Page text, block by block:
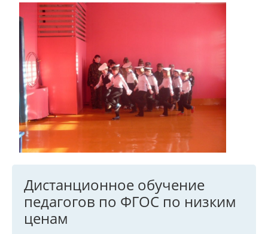
Дистанционное обучение
педагогов по ФГОС по низким
ценам